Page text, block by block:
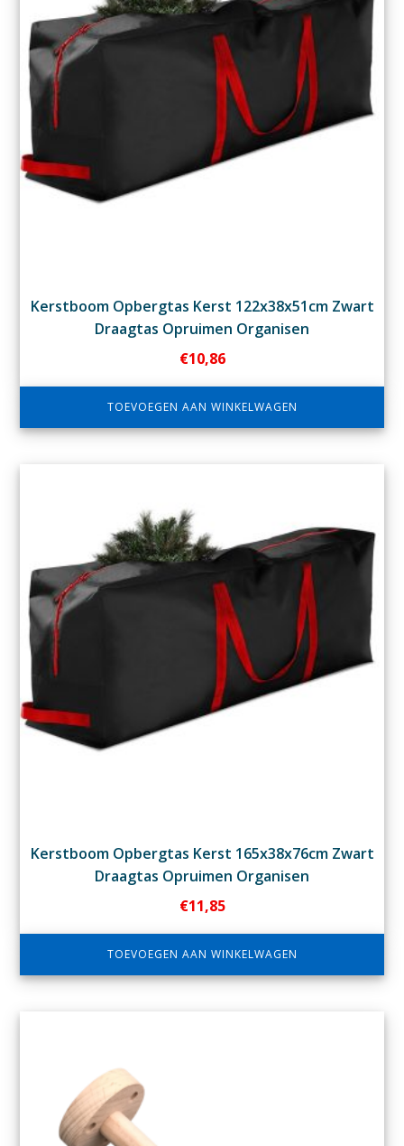
Kerstboom Opbergtas Kerst 122x38x51cm Zwart
Draagtas Opruimen Organisen
€10,86
TOEVOEGEN AAN WINKELWAGEN
Kerstboom Opbergtas Kerst 165x38x76cm Zwart
Draagtas Opruimen Organisen
€11,85
TOEVOEGEN AAN WINKELWAGEN